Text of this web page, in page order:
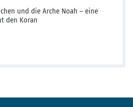
und die Arche Noah – eine
den Koran